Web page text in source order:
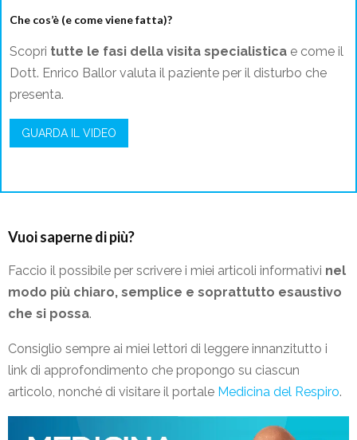
Che cos’è (e come viene fatta)?
Scopri tutte le fasi della visita specialistica e come il
Dott. Enrico Ballor valuta il paziente per il disturbo che
presenta.
GUARDA IL VIDEO
Vuoi saperne di più?
Faccio il possibile per scrivere i miei articoli informativi nel
modo più chiaro, semplice e soprattutto esaustivo
che si possa.
Consiglio sempre ai miei lettori di leggere innanzitutto i
link di approfondimento che propongo su ciascun
articolo, nonché di visitare il portale Medicina del Respiro.